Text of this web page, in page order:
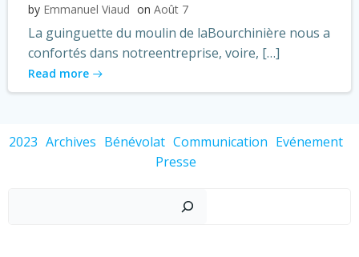
by Emmanuel Viaud on Août 7
La guinguette du moulin de laBourchinière nous a
confortés dans notreentreprise, voire, […]
Read more
2023 Archives Bénévolat Communication Evénement
Presse